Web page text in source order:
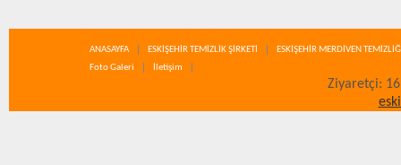
ANASAYFA ESKİŞEHİR TEMİZLİK ŞİRKETİ
ESKİŞEHİR MERDİVEN
Foto Galeri
İletişim
Ziyaretçi: